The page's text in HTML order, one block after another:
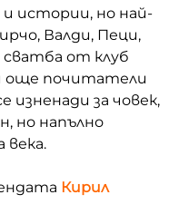
и истории, но най-
Валди, Пеци,
сватба от клуб
още почитатели
изненади за човек,
но напълно
века.
Кирил